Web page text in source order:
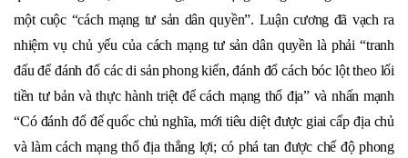
một cuộc “cách mạng tư sản dân quyền”. Luận cương đã vạch ra
nhiệm vụ chủ yếu của cách mạng tư sản dân quyền là phải “tranh
đấu để đánh đổ các di sản phong kiến, đánh đổ cách bóc lột theo lối
tiền tư bản và thực hành triệt để cách mạng thổ địa” và nhấn mạnh
“Có đánh đổ đế quốc chủ nghĩa, mới tiêu diệt được giai cấp địa chủ
và làm cách mạng thổ địa thắng lợi; có phá tan được chế độ phong